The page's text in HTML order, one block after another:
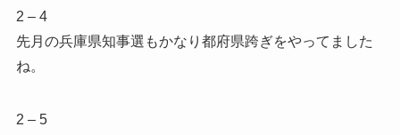
2 – 4
先月の兵庫県知事選もかなり都府県跨ぎをやってました
ね。
2 – 5